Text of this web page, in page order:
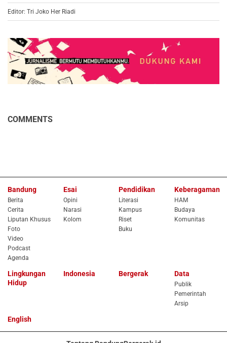
Editor: Tri Joko Her Riadi
COMMENTS
Bandung
Berita
Cerita
Liputan Khusus
Foto
Video
Podcast
Agenda
Esai
Opini
Narasi
Kolom
Pendidikan
Literasi
Kampus
Riset
Buku
Keberagaman
HAM
Budaya
Komunitas
Lingkungan
Hidup
Indonesia Bergerak Data
Publik
Pemerintah
Arsip
English